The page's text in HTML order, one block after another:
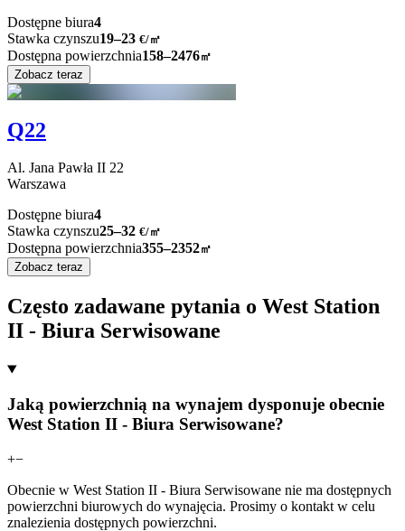
Dostępne biura4
Stawka czynszu19–23 €/㎡
Dostępna powierzchnia158–2476㎡
Zobacz teraz
Q22
Al. Jana Pawła II 22
Warszawa
Dostępne biura4
Stawka czynszu25–32 €/㎡
Dostępna powierzchnia355–2352㎡
Zobacz teraz
Często zadawane pytania o West Station
II - Biura Serwisowane
Jaką powierzchnią na wynajem dysponuje obecnie
West Station II - Biura Serwisowane?
+−
Obecnie w West Station II - Biura Serwisowane nie ma dostępnych
powierzchni biurowych do wynajęcia. Prosimy o kontakt w celu
znalezienia dostępnych powierzchni.